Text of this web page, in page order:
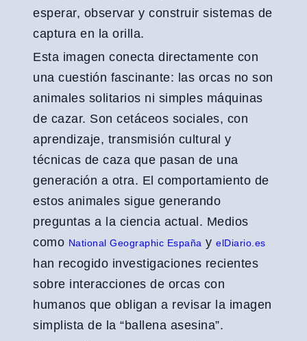
esperar, observar y construir sistemas de
captura en la orilla.
Esta imagen conecta directamente con
una cuestión fascinante: las orcas no son
animales solitarios ni simples máquinas
de cazar. Son cetáceos sociales, con
aprendizaje, transmisión cultural y
técnicas de caza que pasan de una
generación a otra. El comportamiento de
estos animales sigue generando
preguntas a la ciencia actual. Medios
como National Geographic España y elDiario.es
han recogido investigaciones recientes
sobre interacciones de orcas con
humanos que obligan a revisar la imagen
simplista de la “ballena asesina”.